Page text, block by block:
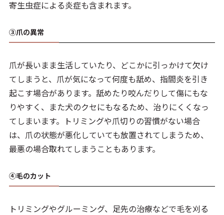
寄生虫症による炎症も含まれます。
③爪の異常
爪が長いまま生活していたり、どこかに引っかけて欠け
てしまうと、爪が気になって何度も舐め、指間炎を引き
起こす場合があります。舐めたり咬んだりして傷にもな
りやすく、また犬のクセにもなるため、治りにくくなっ
てしまいます。トリミングや爪切りの習慣がない場合
は、爪の状態が悪化していても放置されてしまうため、
最悪の場合取れてしまうこともあります。
④毛のカット
トリミングやグルーミング、足先の治療などで毛を刈る